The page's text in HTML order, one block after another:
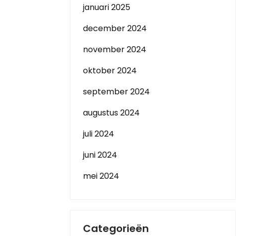
januari 2025
december 2024
november 2024
oktober 2024
september 2024
augustus 2024
juli 2024
juni 2024
mei 2024
Categorieën